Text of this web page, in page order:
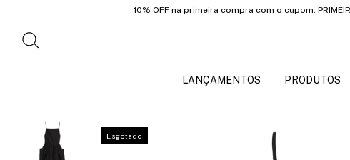
10% OFF na primeira compra com o cupom: PRIMEIRA10
LANÇAMENTOS PRODUTOS
Esgotado